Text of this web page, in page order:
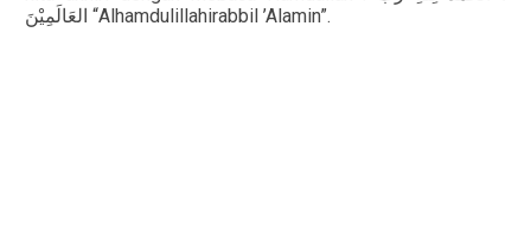
العَالَمِيْنَ “Alhamdulillahirabbil ’Alamin”.